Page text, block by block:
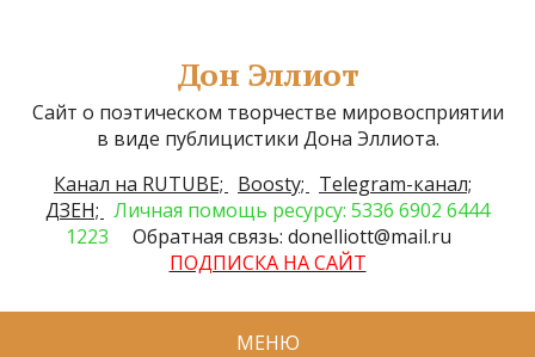
Дон Эллиот
Сайт о поэтическом творчестве мировосприятии
в виде публицистики Дона Эллиота.
Канал на RUTUBE;
Boosty;
Telegram-канал;
ДЗЕН; Личная помощь ресурсу: 5336 6902 6444
1223
Обратная связь: donelliott@mail.ru
ПОДПИСКА НА САЙТ
МЕНЮ